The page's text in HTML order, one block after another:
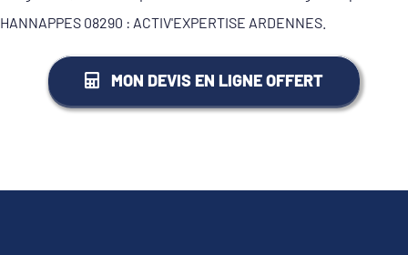
HANNAPPES 08290 : ACTIV'EXPERTISE ARDENNES.
MON DEVIS EN LIGNE OFFERT